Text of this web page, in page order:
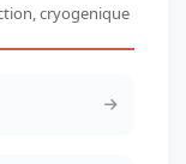
cryogenique